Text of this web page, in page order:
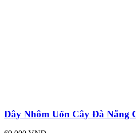
Dây Nhôm Uốn Cây Đà Nẵng